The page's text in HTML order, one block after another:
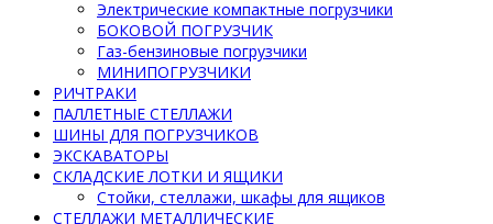
Электрические компактные погрузчики
БОКОВОЙ ПОГРУЗЧИК
Газ-бензиновые погрузчики
МИНИПОГРУЗЧИКИ
РИЧТРАКИ
ПАЛЛЕТНЫЕ СТЕЛЛАЖИ
ШИНЫ ДЛЯ ПОГРУЗЧИКОВ
ЭКСКАВАТОРЫ
СКЛАДСКИЕ ЛОТКИ И ЯЩИКИ
Стойки, стеллажи, шкафы для ящиков
СТЕЛЛАЖИ МЕТАЛЛИЧЕСКИЕ